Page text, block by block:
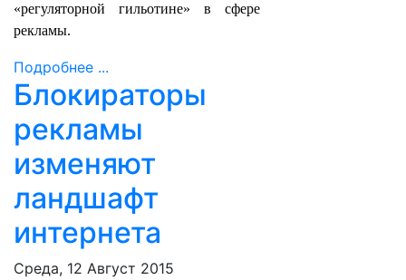
«регуляторной гильотине» в сфере
рекламы.
Подробнее ...
Блокираторы
рекламы
изменяют
ландшафт
интернета
Среда, 12 Август 2015